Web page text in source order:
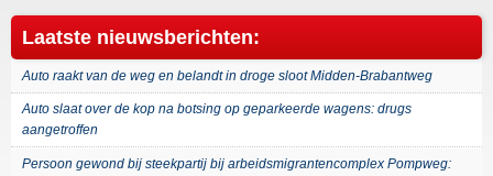
Laatste nieuwsberichten:
Auto raakt van de weg en belandt in droge sloot Midden-Brabantweg
Auto slaat over de kop na botsing op geparkeerde wagens: drugs
aangetroffen
Persoon gewond bij steekpartij bij arbeidsmigrantencomplex Pompweg: